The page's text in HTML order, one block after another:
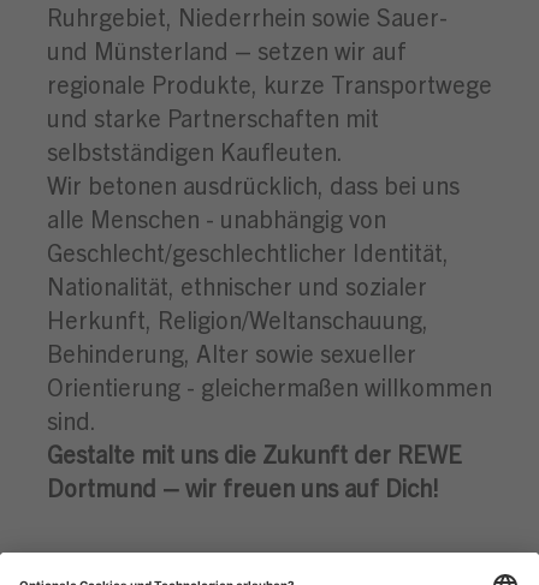
Ruhrgebiet, Niederrhein sowie Sauer-
und Münsterland – setzen wir auf
regionale Produkte, kurze Transportwege
und starke Partnerschaften mit
selbstständigen Kaufleuten.
Wir betonen ausdrücklich, dass bei uns
alle Menschen - unabhängig von
Geschlecht/geschlechtlicher Identität,
Nationalität, ethnischer und sozialer
Herkunft, Religion/Weltanschauung,
Behinderung, Alter sowie sexueller
Orientierung - gleichermaßen willkommen
sind.
Gestalte mit uns die Zukunft der REWE
Dortmund – wir freuen uns auf Dich!